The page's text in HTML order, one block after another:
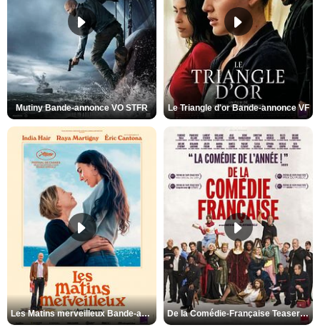
Mutiny Bande-annonce VO STFR Le Triangle d'or Bande-annonce VF
Les Matins merveilleux Bande-annonce VF De la Comédie-Française Teaser VF